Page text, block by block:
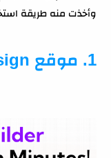
وأخذت منه طريقة
1. موقع Code Design